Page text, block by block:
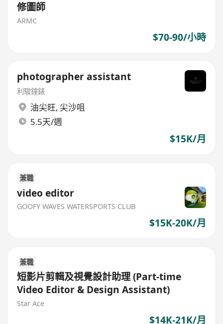
修圖師
ARMC
$70-90/小時
photographer assistant
利駿鐘錶
油尖旺, 尖沙咀
5.5天/週
$15K/月
兼職
video editor
GOOFY WAVES WATERSPORTS CLUB
$15K-20K/月
兼職
短影片剪輯及視覺設計助理 (Part-time
Video Editor & Design Assistant)
Star Ace
$14K-21K/月